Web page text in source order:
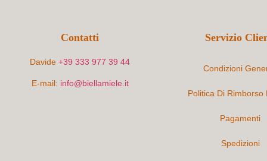
Contatti
Davide+39 333 977 39 44
E-mail: info@biellamiele.it
Servizio
Condizioni
Politica Di Rimborso
Pagamenti
Spedizioni